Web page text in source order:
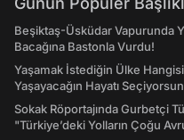
Beşiktaş-Üsküdar Vapurunda
Bacağına Bastonla Vurdu!
Yaşamak İstediğin Ülke
Yaşayacağın Hayatı
Sokak Röportajında Gurbetçi
"Türkiye’deki Yolların Çoğu